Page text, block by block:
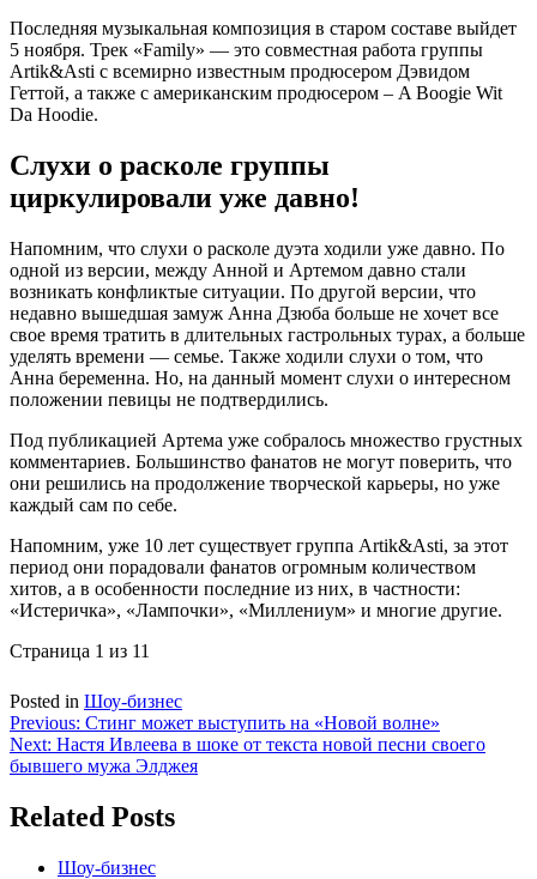
Последняя музыкальная композиция в старом составе выйдет
5 ноября. Трек «Family» — это совместная работа группы
Artik&Asti с всемирно известным продюсером Дэвидом
Геттой, а также с американским продюсером – A Boogie Wit
Da Hoodie.
Слухи о расколе группы
циркулировали уже давно!
Напомним, что слухи о расколе дуэта ходили уже давно. По
одной из версии, между Анной и Артемом давно стали
возникать конфликтые ситуации. По другой версии, что
недавно вышедшая замуж Анна Дзюба больше не хочет все
свое время тратить в длительных гастрольных турах, а больше
уделять времени — семье. Также ходили слухи о том, что
Анна беременна. Но, на данный момент слухи о интересном
положении певицы не подтвердились.
Под публикацией Артема уже собралось множество грустных
комментариев. Большинство фанатов не могут поверить, что
они решились на продолжение творческой карьеры, но уже
каждый сам по себе.
Напомним, уже 10 лет существует группа Artik&Asti, за этот
период они порадовали фанатов огромным количеством
хитов, а в особенности последние из них, в частности:
«Истеричка», «Лампочки», «Миллениум» и многие другие.
Страница 1 из 11
Posted in Шоу-бизнес
Навигация
по
Previous: Стинг может выступить на «Новой волне»
Next: Настя Ивлеева в шоке от текста новой песни своего
бывшего мужа Элджея
Related Posts
Шоу-бизнес